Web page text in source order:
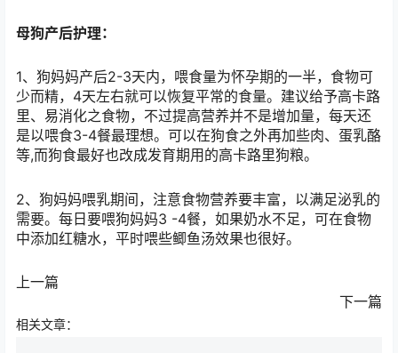
母狗产后护理：
1、狗妈妈产后2-3天内，喂食量为怀孕期的一半，食物可
少而精，4天左右就可以恢复平常的食量。建议给予高卡路
里、易消化之食物，不过提高营养并不是增加量，每天还
是以喂食3-4餐最理想。可以在狗食之外再加些肉、蛋乳酪
等,而狗食最好也改成发育期用的高卡路里狗粮。
2、狗妈妈喂乳期间，注意食物营养要丰富，以满足泌乳的
需要。每日要喂狗妈妈3 -4餐，如果奶水不足，可在食物
中添加红糖水，平时喂些鲫鱼汤效果也很好。
上一篇
下一篇
相关文章：